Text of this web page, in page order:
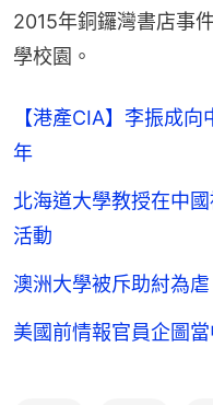
2015年銅鑼灣書店事
學校園。
【港產CIA】李振成
年
北海道大學教授在中
活動
澳洲大學被斥助紂為
美國前情報官員企圖